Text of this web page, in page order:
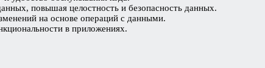
повышая целостность и безопасность данных.
на основе операций с данными.
в приложениях.